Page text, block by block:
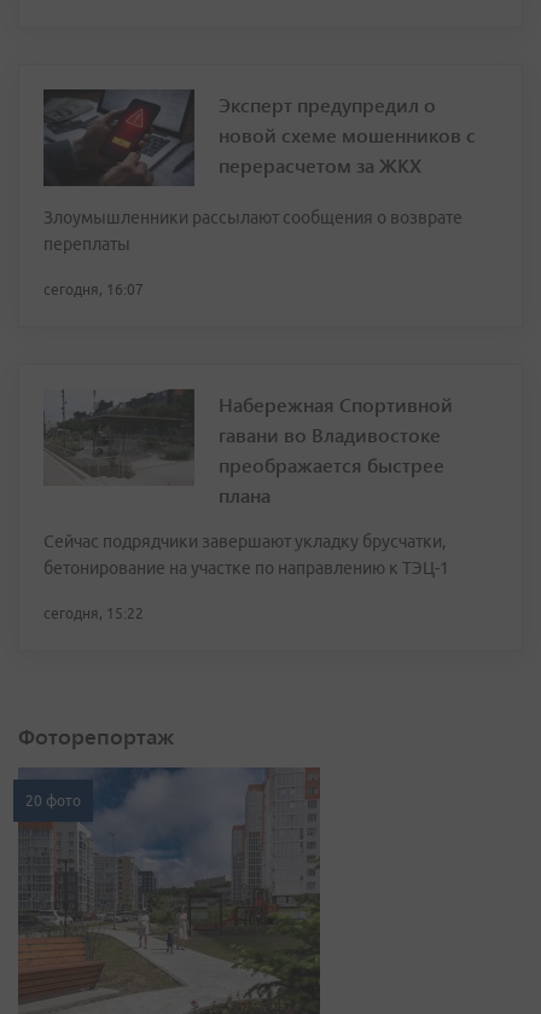
Эксперт предупредил о
новой схеме мошенников с
перерасчетом за ЖКХ
Злоумышленники рассылают сообщения о возврате
переплаты
сегодня, 16:07
Набережная Спортивной
гавани во Владивостоке
преображается быстрее
плана
Сейчас подрядчики завершают укладку брусчатки,
бетонирование на участке по направлению к ТЭЦ-1
сегодня, 15:22
Фоторепортаж
20 фото